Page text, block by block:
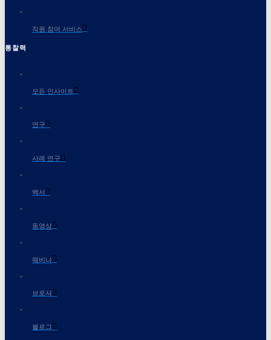
직원 참여 서비스
통찰력
모든 인사이트
연구
사례 연구
백서
동영상
웨비나
브로셔
블로그